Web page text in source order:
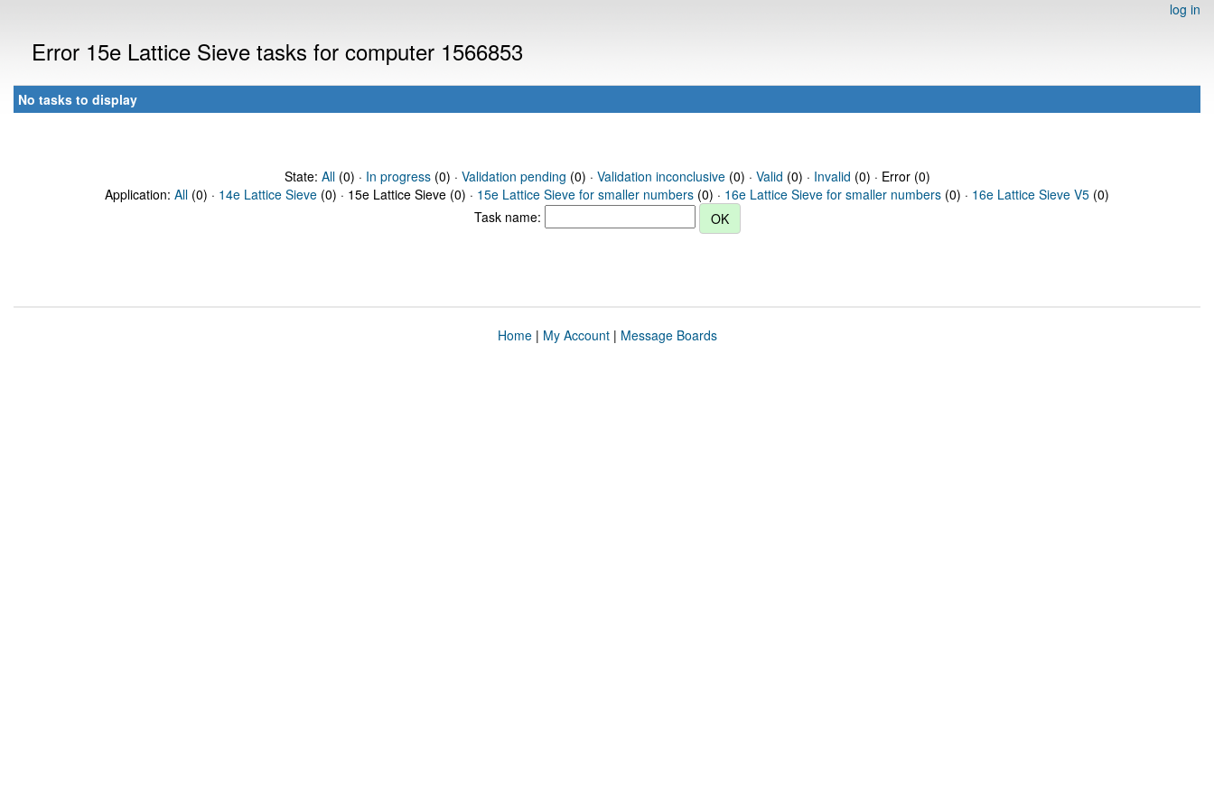
log in
Error 15e Lattice Sieve tasks for computer 1566853
No tasks to display
State: All(0) · In progress(0) · Validation pending (0) · Validation inconclusive(0) · Valid (0) · Invalid (0) · Error (0)
Application: All (0) · 14e Lattice Sieve (0) · 15e Lattice Sieve (0) · 15e Lattice Sieve for smaller numbers (0) · 16e Lattice Sieve for smaller numbers (0) · 16e Lattice Sieve V5 (0)
Task name:
Home| My Account| Message Boards